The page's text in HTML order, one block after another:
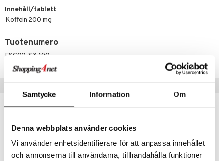
Samtycke Information Om
Denna webbplats använder cookies
Vi använder enhetsidentifierare för att anpassa innehållet
och annonserna till användarna, tillhandahålla funktioner
Innehåll/tablett
Koffein 200 mg
Tuotenumero
FSC00-S3-100